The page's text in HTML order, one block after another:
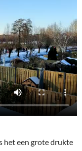
het een grote drukte